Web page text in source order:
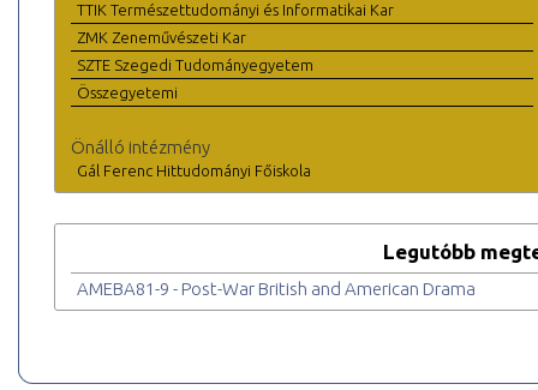
TTIK Természettudományi és Informatikai Kar
ZMK Zeneművészeti Kar
SZTE Szegedi Tudományegyetem
Összegyetemi
Önálló intézmény
Gál Ferenc Hittudományi Főiskola
Legutóbb
AMEBA81-9 - Post-War British and American Drama